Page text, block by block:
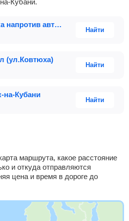
Кубани.
Автобусная остановка напротив автовокзала
Найти
на-Кубани
Найти
(ул.Ковтюха)
Найти
маршрута, какое расстояние
и откуда отправляются
цена и время в дороге до